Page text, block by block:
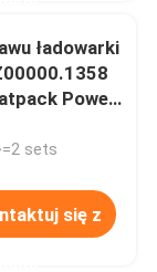
ładowarki
Power
sets
się z